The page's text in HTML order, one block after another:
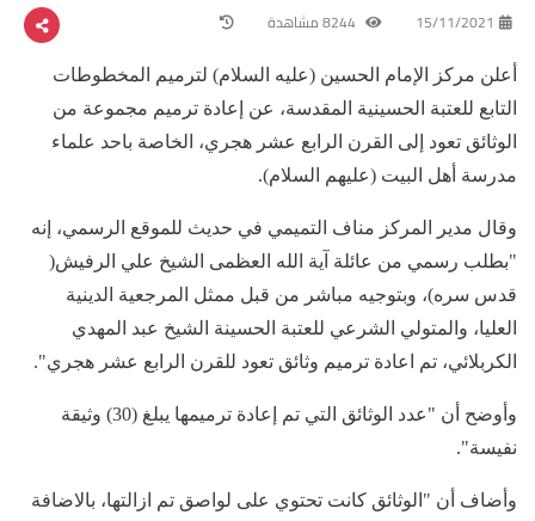
15/11/2021
أعلن مركز الإمام الحسين (عليه السلام) لترميم المخطوطات
التابع للعتبة الحسينية المقدسة، عن إعادة ترميم مجموعة من
الوثائق تعود إلى القرن الرابع عشر هجري، الخاصة باحد علماء
مدرسة أهل البيت (عليهم السلام).
وقال مدير المركز مناف التميمي في حديث للموقع الرسمي، إنه
"بطلب رسمي من عائلة آية الله العظمى الشيخ علي الرفيش(
قدس سره)، وبتوجيه مباشر من قبل ممثل المرجعية الدينية
العليا، والمتولي الشرعي للعتبة الحسينة الشيخ عبد المهدي
الكربلائي، تم اعادة ترميم وثائق تعود للقرن الرابع عشر هجري".
وأوضح أن "عدد الوثائق التي تم إعادة ترميمها يبلغ (30) وثيقة
نفيسة".
وأضاف أن "الوثائق كانت تحتوي على لواصق تم ازالتها، بالاضافة